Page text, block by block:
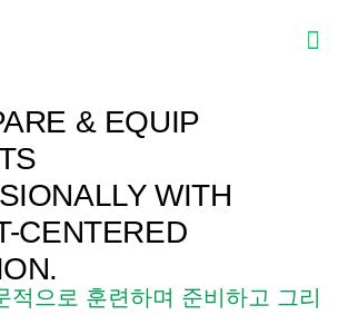
& EQUIP
WITH
CENTERED
적으로 훈련하며 준비하고 그리